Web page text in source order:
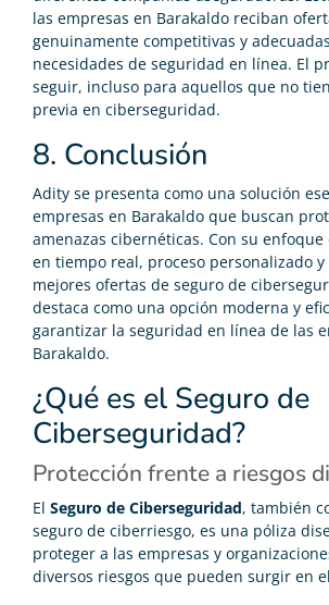
las empresas en Barakaldo reciban
genuinamente competitivas y
necesidades de seguridad en línea. El
seguir, incluso para aquellos que no
previa en ciberseguridad.
8. Conclusión
Adity se presenta como una solución
empresas en Barakaldo que buscan
amenazas cibernéticas. Con su
en tiempo real, proceso personalizado y
mejores ofertas de seguro de
destaca como una opción moderna y
garantizar la seguridad en línea de las
Barakaldo.
¿Qué es el Seguro de
Ciberseguridad?
Protección frente a riesgos
El Seguro de Ciberseguridad, también
seguro de ciberriesgo, es una póliza
proteger a las empresas y
diversos riesgos que pueden surgir en